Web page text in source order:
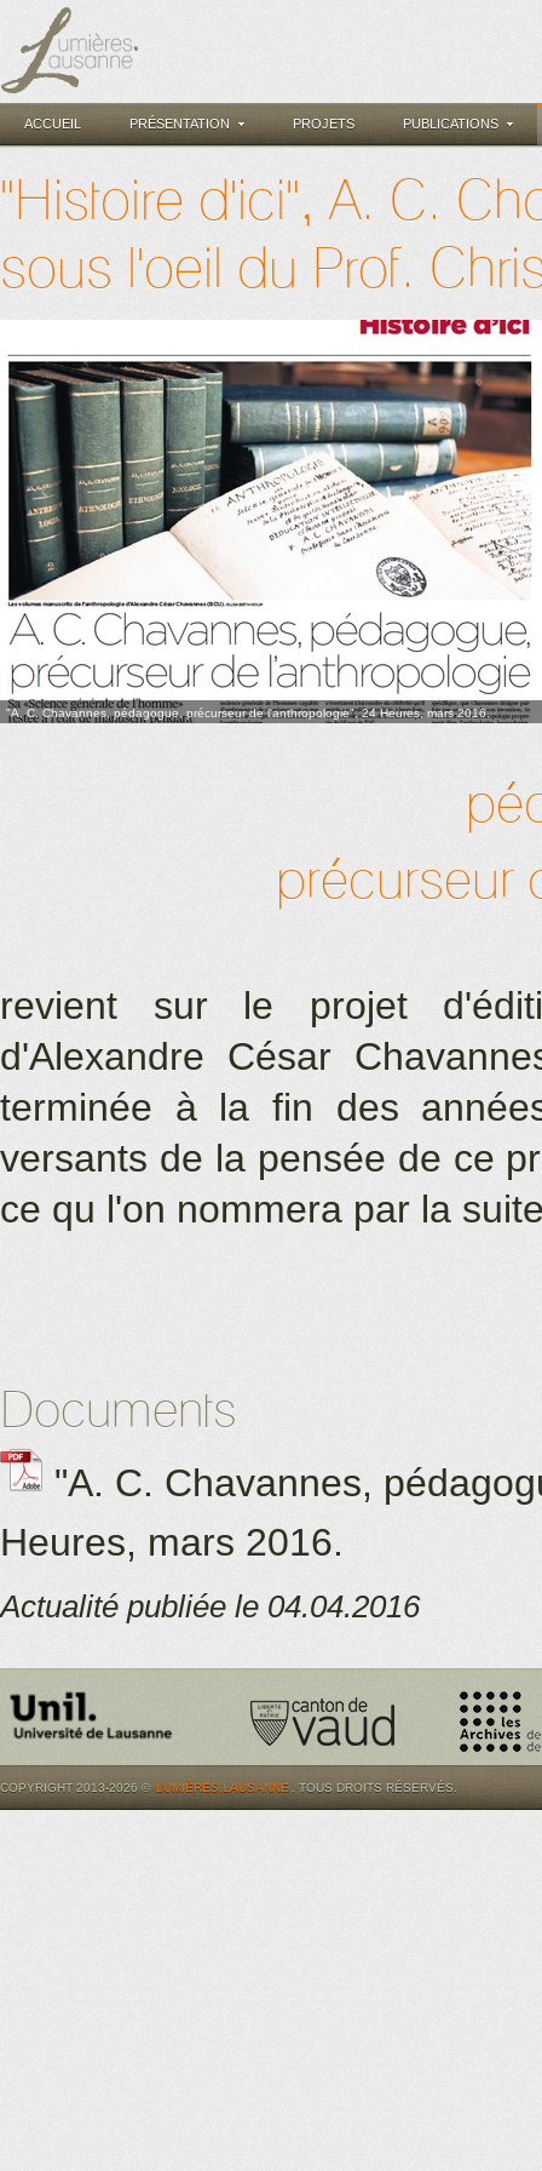
ACCUEIL PRÉSENTATION PROJETS PUBLICATIONS
"Histoire d'ici", A. C.
sous l'oeil du Prof.
"A. C. Chavannes, pédagogue, précurseur de l'anthropologie", 24 Heures, mars 2016.
précurseur
revient sur le projet
d'Alexandre César
terminée à la fin des
versants de la pensée de ce
ce qu l'on nommera par la
Documents
"A. C. Chavannes,
Heures, mars 2016.
Actualité publiée le 04.04.2016
COPYRIGHT 2013-2026 © LUMIÈRES.LAUSANNE . TOUS DROITS RÉSERVÉS.